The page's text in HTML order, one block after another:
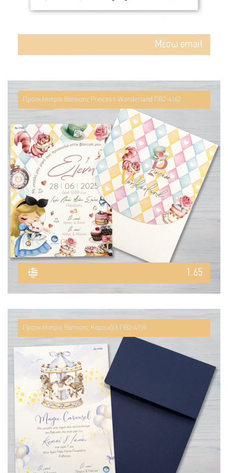
Mέσω email
Προσκλητήριο Βάπτισης Princess Wonderland ΠΒ2-4162
1.65
Προσκλητήριο Βάπτισης Καρουζέλ ΠΒ2-4159